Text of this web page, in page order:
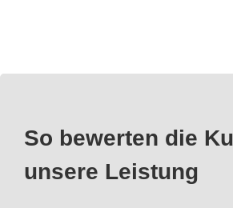
So bewerten die
unsere Leistung